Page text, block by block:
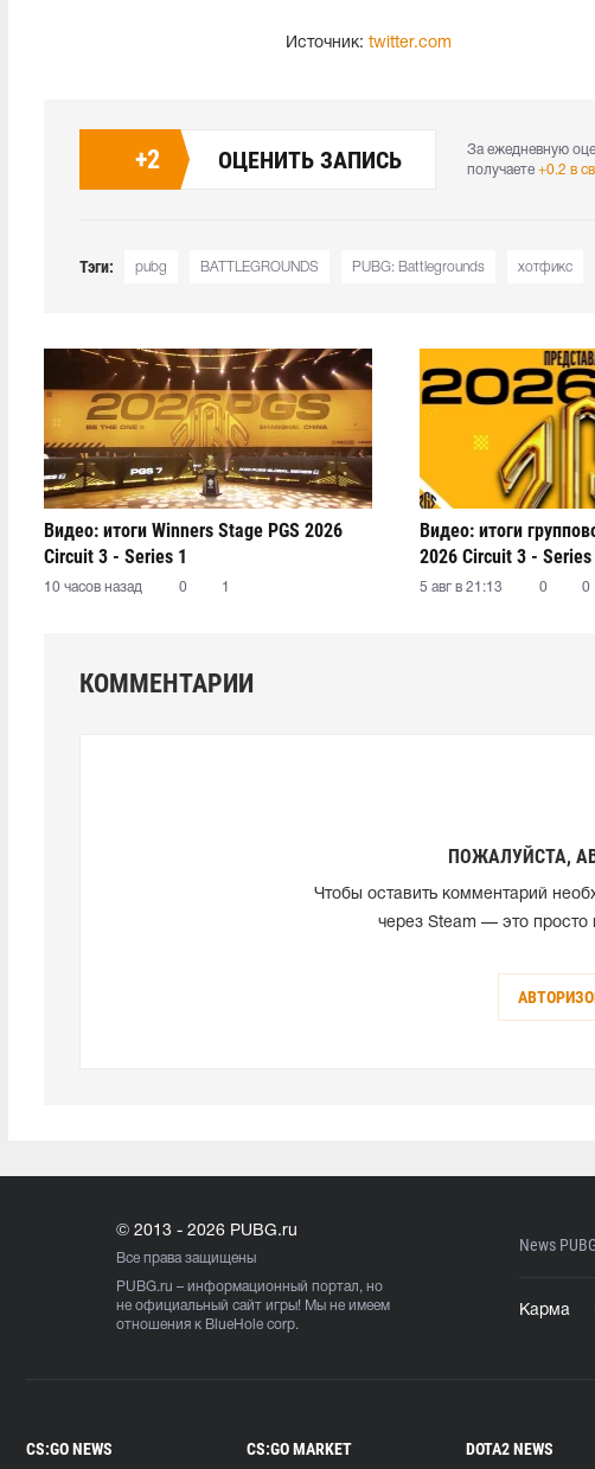
Источник: twitter.com
+2 ОЦЕНИТЬ ЗАПИСЬ
За ежедневную
получаете +0.2 в
Тэги: pubg BATTLEGROUNDS PUBG: Battlegrounds хотфикс
Видео: итоги Winners Stage PGS 2026
Circuit 3 - Series 1
10 часов назад 0 1
Видео: итоги
2026 Circuit 3 - Series
5 авг в 21:13 0 0
КОММЕНТАРИИ
ПОЖАЛУЙСТА,
Чтобы оставить комментарий
через Steam — это просто
© 2013 - 2026 PUBG.ru
Все права защищены
PUBG.ru – информационный портал, но
не официальный сайт игры! Мы не имеем
отношения к BlueHole corp.
News
Карма
CS:GO NEWS CS:GO MARKET DOTA2 NEWS